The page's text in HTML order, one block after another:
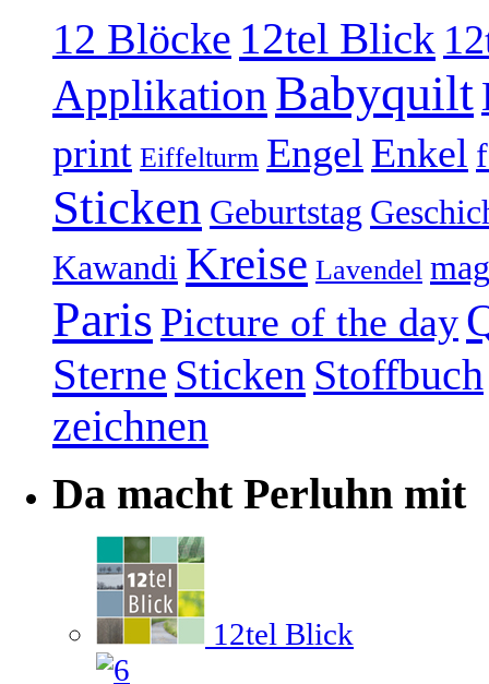
12 Blöcke 12tel Blick
Applikation Babyquilt
print Eiffelturm Engel Enkel
Sticken Geburtstag
Kawandi Kreise Lavendel
Paris Picture of the day
Sterne Sticken Stoffbuch
zeichnen
Da macht Perluhn mit
12tel Blick